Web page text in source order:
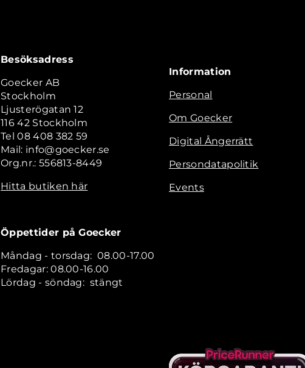
Besöksadress
Goecker AB
Stockholm
Ljusterögatan 12
116 42 Stockholm
Tel 08 408 382 59
Mail: info@goecker.se
Org.nr.: 556813-8449
Hitta butiken här
Öppettider på Goecker
Måndag - torsdag: 08.00-17.00
Fredagar: 08.00-16.00
Lördag - söndag: stängt
Information
Personal
Om Goecker
Digital Ångerrätt
Persondatapolitik
Events